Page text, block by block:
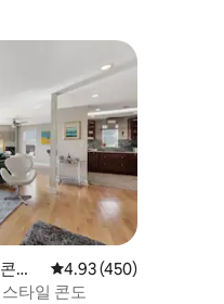
도
평점 4.93점(5점 만점),
4.93 (450)
타일 콘도